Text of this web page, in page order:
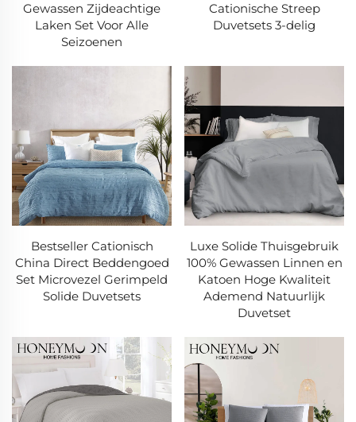
Gewassen Zijdeachtige
Laken Set Voor Alle
Seizoenen
Cationische Streep
Duvetsets 3-delig
Bestseller Cationisch
China Direct Beddengoed
Set Microvezel Gerimpeld
Solide Duvetsets
Luxe Solide Thuisgebruik
100% Gewassen Linnen en
Katoen Hoge Kwaliteit
Ademend Natuurlijk
Duvetset